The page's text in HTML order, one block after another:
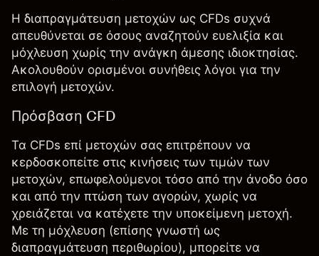
Η διαπραγμάτευση μετοχών ως CFDs συχνά
απευθύνεται σε όσους αναζητούν ευελιξία και
μόχλευση χωρίς την ανάγκη άμεσης ιδιοκτησίας.
Ακολουθούν ορισμένοι συνήθεις λόγοι για την
επιλογή μετοχών.
Πρόσβαση CFD
Τα CFDs επί μετοχών σας επιτρέπουν να
κερδοσκοπείτε στις κινήσεις των τιμών των
μετοχών, επωφελούμενοι τόσο από την άνοδο όσο
και από την πτώση των αγορών, χωρίς να
χρειάζεται να κατέχετε την υποκείμενη μετοχή.
Με τη μόχλευση (επίσης γνωστή ως
διαπραγμάτευση περιθωρίου), μπορείτε να